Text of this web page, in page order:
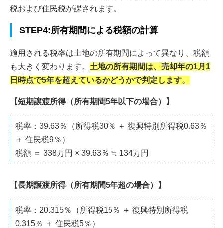
税および住民税が課されます。
STEP4:所有期間による税額の計算
適用される税率は土地の所有期間によって異なり、税額
も大きく変わります。 土地の所有期間は、売却年の1月1
日時点で5年を超えているかどうかで判定します。
【短期譲渡所得（所有期間5年以下の場合）】
税率：39.63％（所得税30％ ＋ 復興特別所得税0.63％
＋ 住民税9％）
税額 ＝ 338万円 × 39.63％ ≒ 134万円
【長期譲渡所得（所有期間5年超の場合）】
税率：20.315％（所得税15％ ＋ 復興特別所得税
0.315％ ＋ 住民税5％）